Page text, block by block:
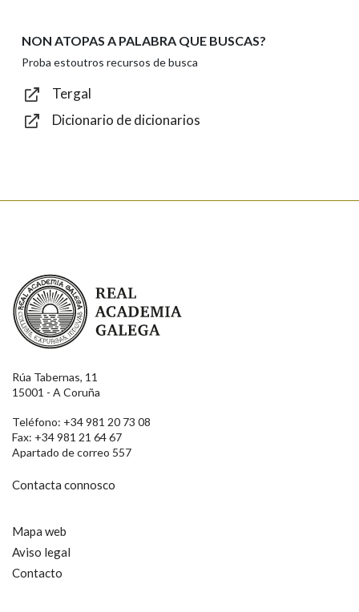
Texto de verificación
NON ATOPAS A PALABRA QUE BUSCAS?
Proba estoutros recursos de busca
Tergal
Dicionario de dicionarios
Real Academia Galega
Rúa Tabernas, 11
15001 - A Coruña
Teléfono: +34 981 20 73 08
Fax: +34 981 21 64 67
Apartado de correo 557
Contacta connosco
Mapa web
Aviso legal
Contacto